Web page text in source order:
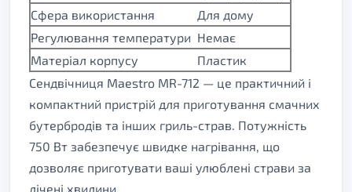
Сфера використання
Для дому
Регулювання температури Немає
Матеріал корпусу
Пластик
Сендвічниця Maestro MR-712 — це практичний і
компактний пристрій для приготування смачних
бутербродів та інших гриль-страв. Потужність
750 Вт забезпечує швидке нагрівання, що
дозволяє приготувати ваші улюблені страви за
лічені хвилини.